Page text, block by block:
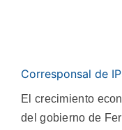
Corresponsal de
El crecimiento
del gobierno de